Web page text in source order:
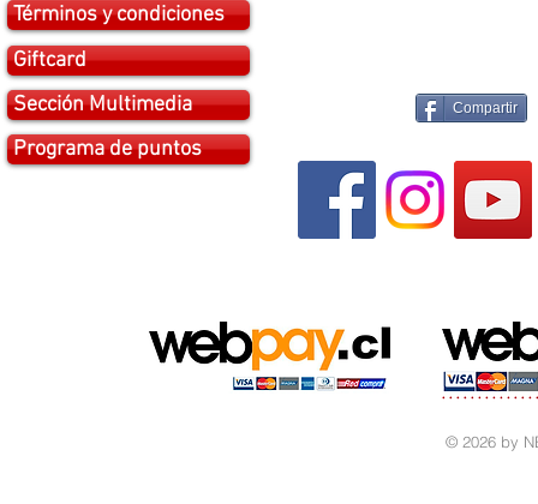
Términos y condiciones
Giftcard
Sección Multimedia
Programa de puntos
Compartir
© 2026 by